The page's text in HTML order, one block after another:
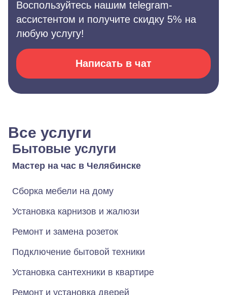
Воспользуйтесь нашим telegram-
ассистентом и получите скидку 5% на
любую услугу!
Написать в чат
Все услуги
Бытовые услуги
Мастер на час в Челябинске
Сборка мебели на дому
Установка карнизов и жалюзи
Ремонт и замена розеток
Подключение бытовой техники
Установка сантехники в квартире
Ремонт и установка дверей